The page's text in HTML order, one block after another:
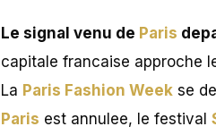
Le signal venu de Paris
capitale francaise approche
La Paris Fashion Week se
Paris est annulee, le festival